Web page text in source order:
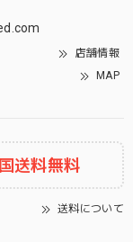
店舗情報
MAP
送料無料
送料について